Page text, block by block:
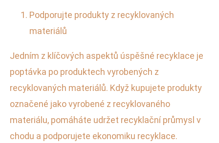
Podporujte produkty z recyklovaných
materiálů
Jedním z klíčových aspektů úspěšné recyklace je
poptávka po produktech vyrobených z
recyklovaných materiálů. Když kupujete produkty
označené jako vyrobené z recyklovaného
materiálu, pomáháte udržet recyklační průmysl v
chodu a podporujete ekonomiku recyklace.